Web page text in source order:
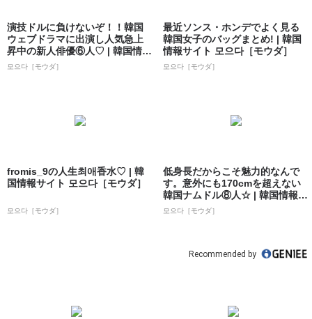
演技ドルに負けないぞ！！韓国
ウェブドラマに出演し人気急上
昇中の新人俳優⑥人♡ | 韓国情報
サイト ...
모으다［モウダ］
最近ソンス・ホンデでよく見る
韓国女子のバッグまとめ! | 韓国
情報サイト 모으다［モウダ］
모으다［モウダ］
fromis_9の人生최애香水♡ | 韓
国情報サイト 모으다［モウダ］
모으다［モウダ］
低身長だからこそ魅力的なんで
す。意外にも170cmを超えない
韓国ナムドル⑧人☆ | 韓国情報サ
イト...
모으다［モウダ］
Recommended by